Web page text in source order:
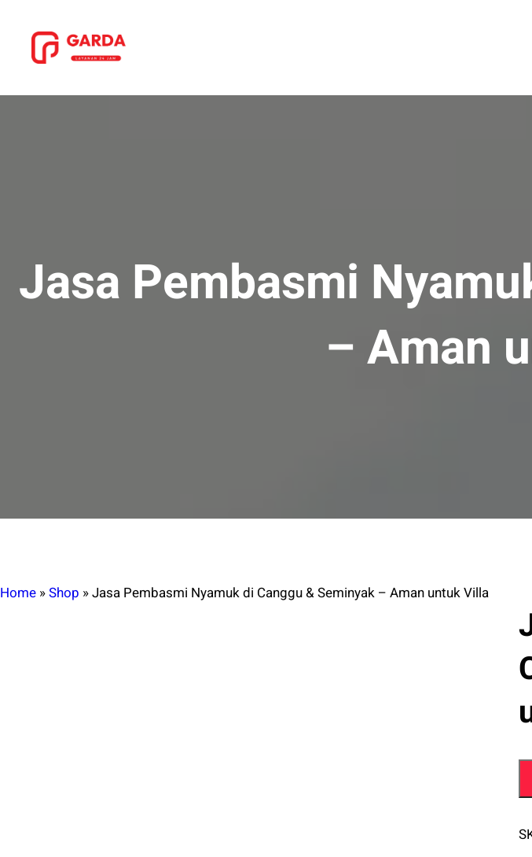
konten
Jasa Pembasmi
– Aman
Home »Shop »Jasa Pembasmi Nyamuk di Canggu & Seminyak – Aman untuk Villa